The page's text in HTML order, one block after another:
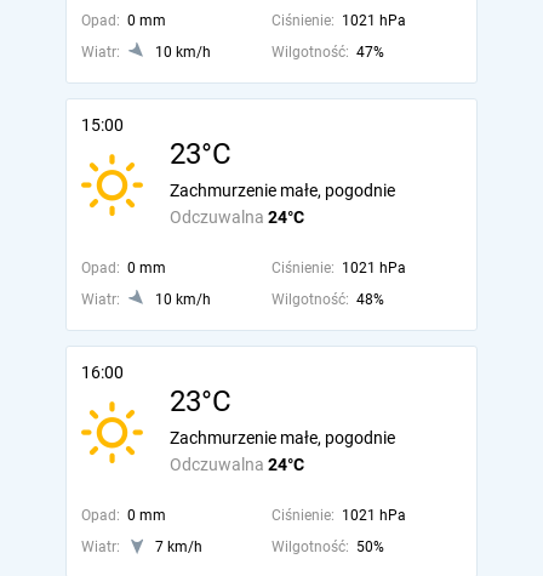
Opad: 0 mm Ciśnienie: 1021 hPa
Wiatr:
10 km/h Wilgotność: 47%
15:00
23°C
Odczuwalna 24°C
Zachmurzenie małe, pogodnie
Opad: 0 mm Ciśnienie: 1021 hPa
Wiatr:
10 km/h Wilgotność: 48%
16:00
23°C
Odczuwalna 24°C
Zachmurzenie małe, pogodnie
Opad: 0 mm Ciśnienie: 1021 hPa
Wiatr:
7 km/h Wilgotność: 50%